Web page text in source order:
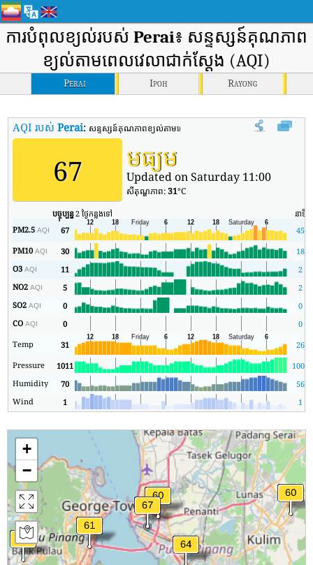
ការបំពុលខ្យល់របស់ Perai៖ សន្ទស្សន៍គុណភាព
ខ្យល់តាមពេលវេលាជាក់ស្តែង (AQI)
Perai Ipoh Rayong
AQI របស់Perai: សន្ទស្សន៍គុណភាពខ្យល់តាមពេលវេលាពិតរបស់ Perai (AQI)។
67 មធ្យម
Updated on Saturday 11:00
សីតុណ្ហភាព:31°C
បច្ចុប្បន្ន2 ថ្ងៃកន្លងទៅ នាទី
PM2.5AQI 67
45
PM10AQI 30
18
O3AQI 11
2
NO2AQI 5
2
SO2AQI 0
0
COAQI 0
0
Temp
31
26
Pressure
1011 1005
Humidity
70
56
Wind
1 1
+
−